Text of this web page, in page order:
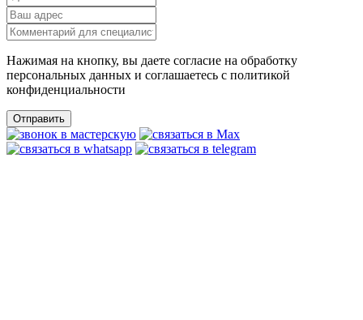
Нажимая на кнопку, вы даете согласие на обработку
персональных данных и соглашаетесь c политикой
конфиденциальности
Отправить